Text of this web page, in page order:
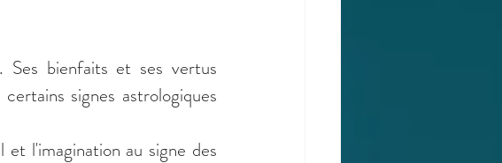
bienfaits et ses vertus
signes astrologiques